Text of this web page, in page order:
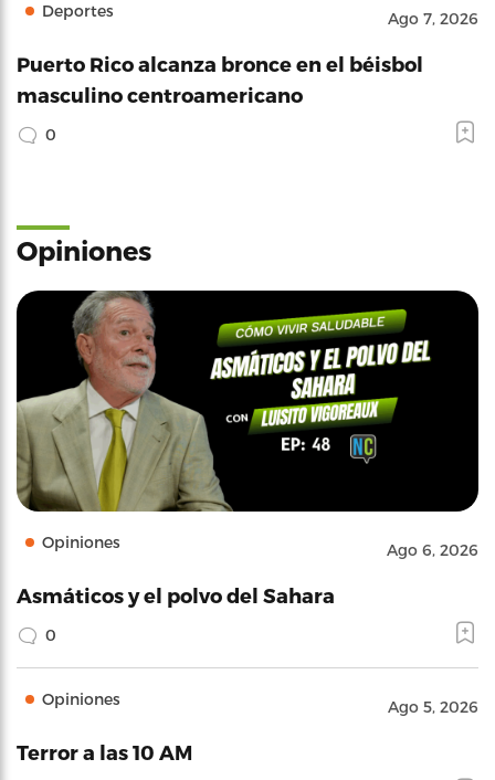
Deportes Ago 7, 2026
Puerto Rico alcanza bronce en el béisbol
masculino centroamericano
0
Opiniones
Opiniones Ago 6, 2026
Asmáticos y el polvo del Sahara
0
Opiniones Ago 5, 2026
Terror a las 10 AM